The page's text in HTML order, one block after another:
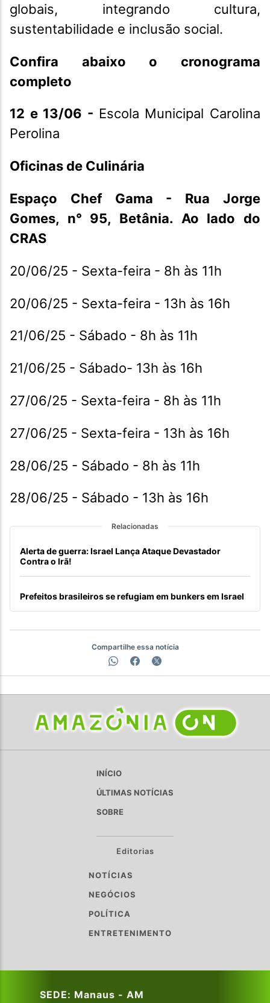
globais, integrando cultura,
sustentabilidade e inclusão social.
Confira abaixo o cronograma
completo
12 e 13/06 - Escola Municipal Carolina
Perolina
Oficinas de Culinária
Espaço Chef Gama - Rua Jorge
Gomes, n° 95, Betânia. Ao lado do
CRAS
20/06/25 - Sexta-feira - 8h às 11h
20/06/25 - Sexta-feira - 13h às 16h
21/06/25 - Sábado - 8h às 11h
21/06/25 - Sábado- 13h às 16h
27/06/25 - Sexta-feira - 8h às 11h
27/06/25 - Sexta-feira - 13h às 16h
28/06/25 - Sábado - 8h às 11h
28/06/25 - Sábado - 13h às 16h
Relacionadas
Alerta de guerra: Israel Lança Ataque Devastador
Contra o Irã!
Prefeitos brasileiros se refugiam em bunkers em Israel
Compartilhe essa notícia
INÍCIO
ÚLTIMAS NOTÍCIAS
SOBRE
Editorias
NOTÍCIAS
NEGÓCIOS
POLÍTICA
ENTRETENIMENTO
SEDE: Manaus - AM